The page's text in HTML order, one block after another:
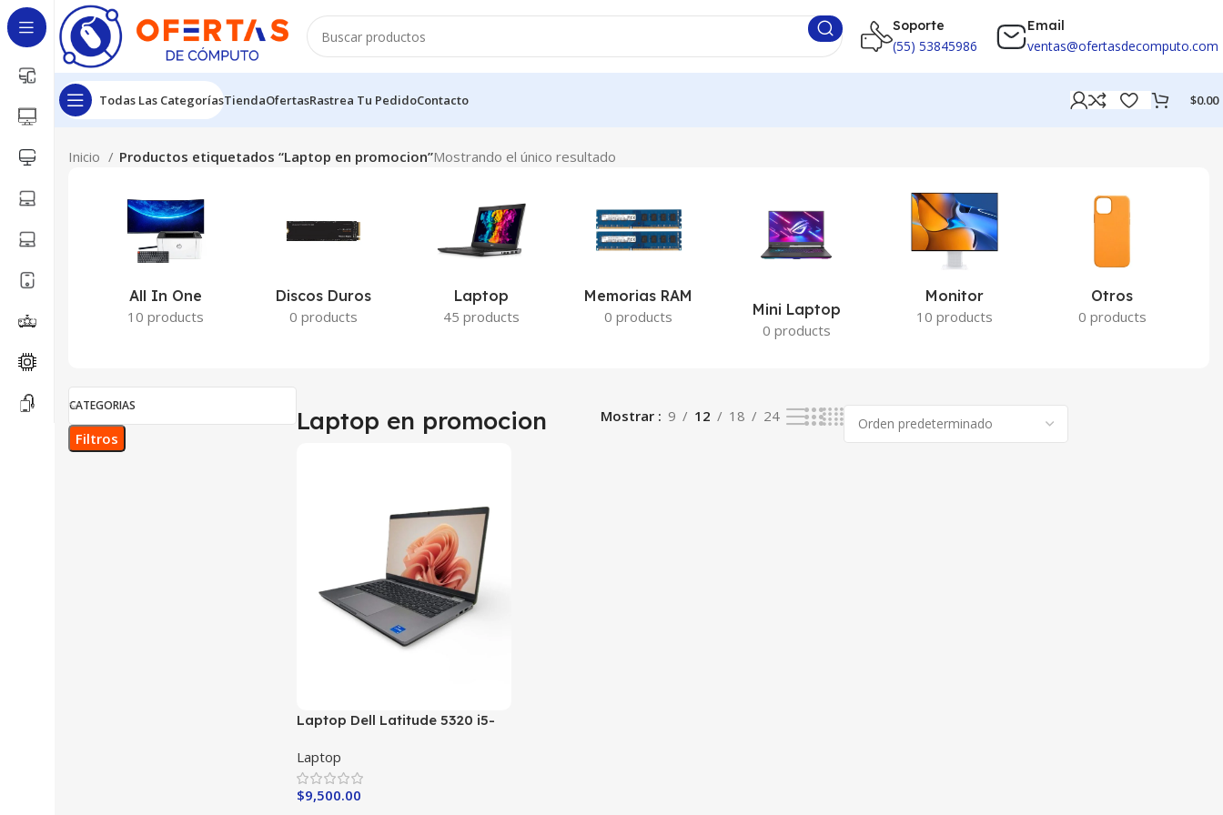
Soporte
(55) 53845986
Email
ventas@ofertasdecomputo.com
Todas Las CategoríasTiendaOfertasRastrea Tu PedidoContacto $0.00
Inicio Productos etiquetados “Laptop en promocion”Mostrando el único resultado
All In One
10 products
Discos Duros
0 products
Laptop
45 products
Memorias RAM
0 products
Mini Laptop
0 products
Monitor
10 products
Otros
0 products
CATEGORIAS
Filtros
Laptop en promocion Mostrar 9 12 18 24
Laptop Dell Latitude 5320 i5-
Laptop
$9,500.00